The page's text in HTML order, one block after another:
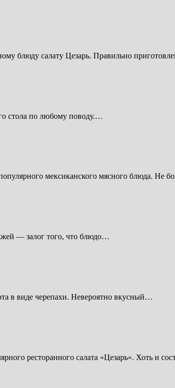
блюду салату Цезарь. Правильно
стола по любому поводу.…
мексиканского мясного блюда. Не
— залог того, что блюдо…
в виде черепахи. Невероятно вкусный…
ресторанного салата «Цезарь». Хоть и